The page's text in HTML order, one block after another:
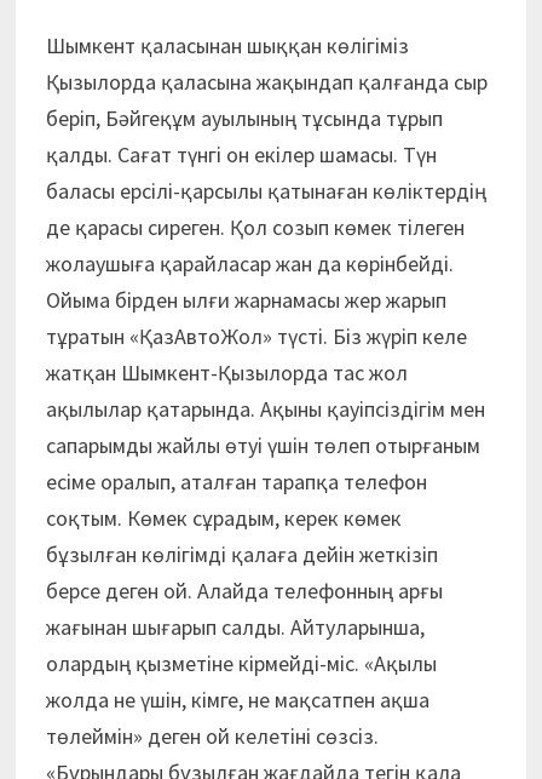
Шымкент қаласынан шыққан көлігіміз
Қызылорда қаласына жақындап қалғанда сыр
беріп, Бәйгеқұм ауылының тұсында тұрып
қалды. Сағат түнгі он екілер шамасы. Түн
баласы ерсілі-қарсылы қатынаған көліктердің
де қарасы сиреген. Қол созып көмек тілеген
жолаушыға қарайласар жан да көрінбейді.
Ойыма бірден ылғи жарнамасы жер жарып
тұратын «ҚазАвтоЖол» түсті. Біз жүріп келе
жатқан Шымкент-Қызылорда тас жол
ақылылар қатарында. Ақыны қауіпсіздігім мен
сапарымды жайлы өтуі үшін төлеп отырғаным
есіме оралып, аталған тарапқа телефон
соқтым. Көмек сұрадым, керек көмек
бұзылған көлігімді қалаға дейін жеткізіп
берсе деген ой. Алайда телефонның арғы
жағынан шығарып салды. Айтуларынша,
олардың қызметіне кірмейді-міс. «Ақылы
жолда не үшін, кімге, не мақсатпен ақша
төлеймін» деген ой келетіні сөзсіз.
«Бұрындары бұзылған жағдайда тегін қала